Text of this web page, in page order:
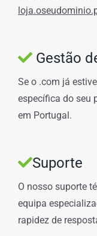
Gestão
Se o .com já
específica do seu
em Portugal.
Suporte
O nosso suporte
equipa
rapidez de